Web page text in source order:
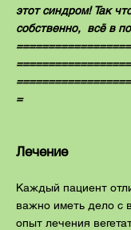
этот синдром! Так
собственно, всё в
=
Лечение
Каждый пациент
важно иметь дело с
опыт лечения